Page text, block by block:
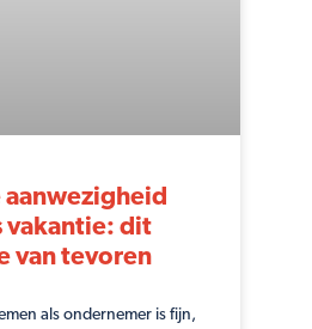
vakantie: dit
van tevoren
als ondernemer is fijn,